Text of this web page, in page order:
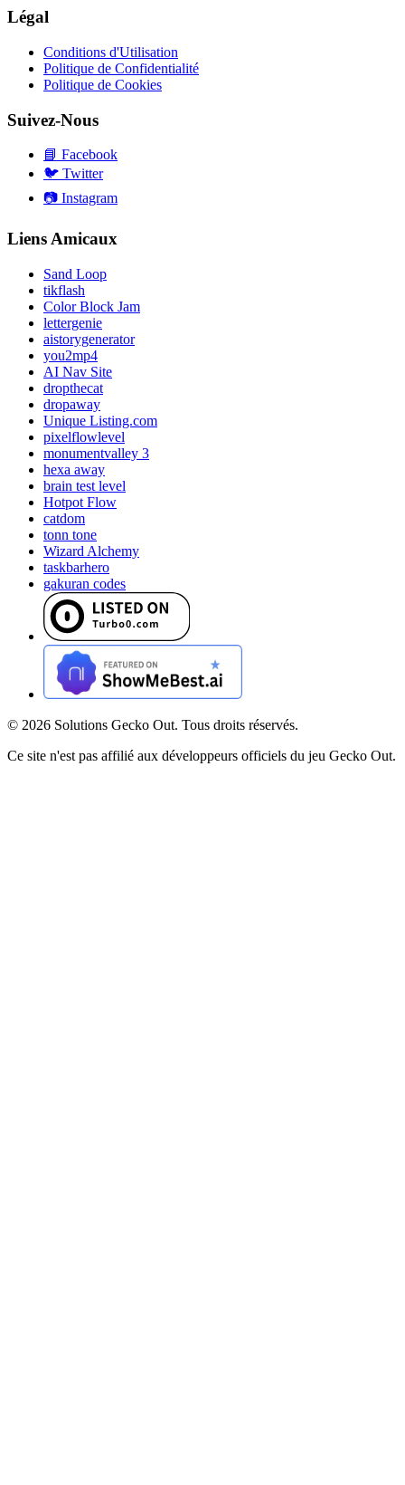
Légal
Conditions d'Utilisation
Politique de Confidentialité
Politique de Cookies
Suivez-Nous
📘 Facebook
🐦 Twitter
📷 Instagram
Liens Amicaux
Sand Loop
tikflash
Color Block Jam
lettergenie
aistorygenerator
you2mp4
AI Nav Site
dropthecat
dropaway
Unique Listing.com
pixelflowlevel
monumentvalley 3
hexa away
brain test level
Hotpot Flow
catdom
tonn tone
Wizard Alchemy
taskbarhero
gakuran codes
© 2026 Solutions Gecko Out. Tous droits réservés.
Ce site n'est pas affilié aux développeurs officiels du jeu Gecko Out.